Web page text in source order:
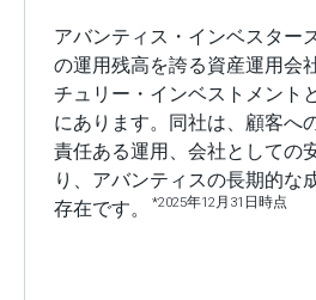
アバンティス・インベスター
の運用残高を誇る資産運用会
チュリー・インベストメント
にあります。同社は、顧客へ
責任ある運用、会社としての
り、アバンティスの長期的な
存在です。*2025年12月31日時点